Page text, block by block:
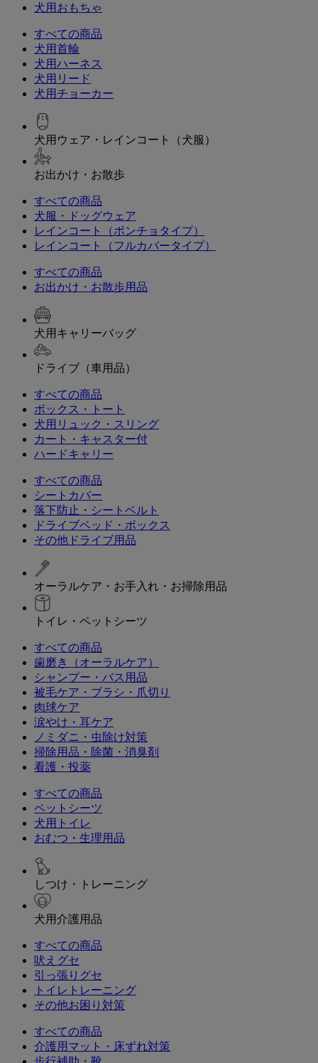
犬用おもちゃ
すべての商品
犬用首輪
犬用ハーネス
犬用リード
犬用チョーカー
犬用ウェア・レインコート（犬服）
お出かけ・お散歩
すべての商品
犬服・ドッグウェア
レインコート（ポンチョタイプ）
レインコート（フルカバータイプ）
すべての商品
お出かけ・お散歩用品
犬用キャリーバッグ
ドライブ（車用品）
すべての商品
ボックス・トート
犬用リュック・スリング
カート・キャスター付
ハードキャリー
すべての商品
シートカバー
落下防止・シートベルト
ドライブベッド・ボックス
その他ドライブ用品
オーラルケア・お手入れ・お掃除用品
トイレ・ペットシーツ
すべての商品
歯磨き（オーラルケア）
シャンプー・バス用品
被毛ケア・ブラシ・爪切り
肉球ケア
涙やけ・耳ケア
ノミダニ・虫除け対策
掃除用品・除菌・消臭剤
看護・投薬
すべての商品
ペットシーツ
犬用トイレ
おむつ・生理用品
しつけ・トレーニング
犬用介護用品
すべての商品
吠えグセ
引っ張りグセ
トイレトレーニング
その他お困り対策
すべての商品
介護用マット・床ずれ対策